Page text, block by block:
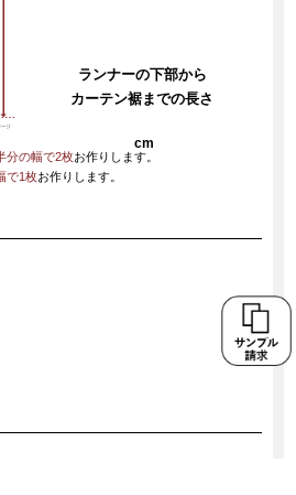
分の幅で2枚お作りします。
で1枚お作りします。
ランナーの下部から
カーテン裾までの長さ
cm